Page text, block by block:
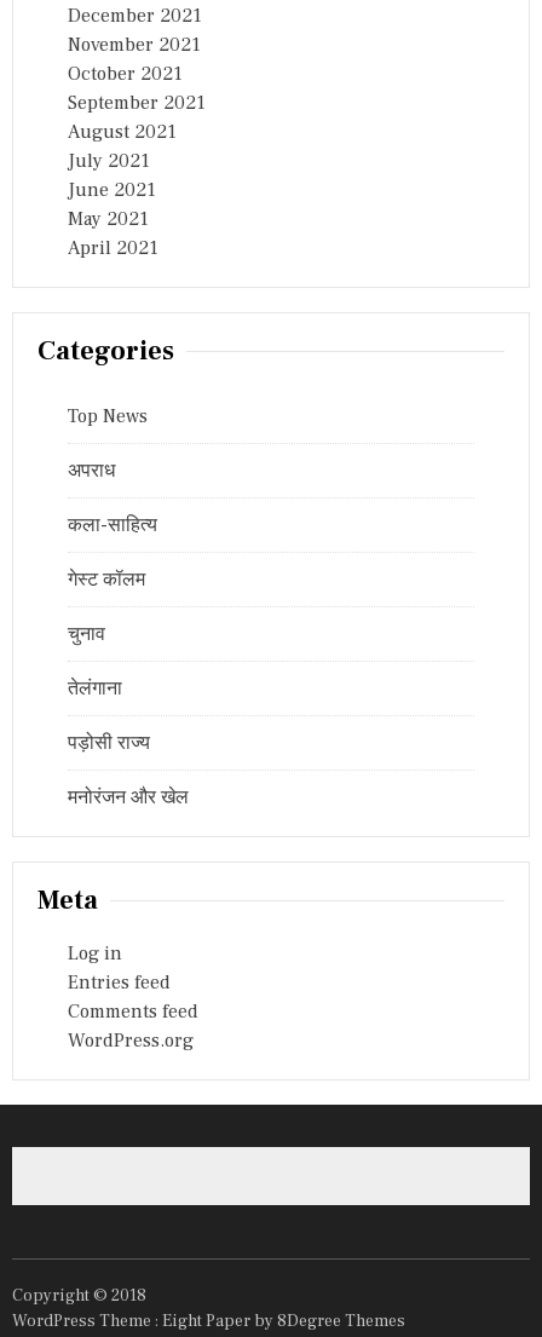
December 2021
November 2021
October 2021
September 2021
August 2021
July 2021
June 2021
May 2021
April 2021
Categories
Top News
अपराध
कला-साहित्य
गेस्ट कॉलम
चुनाव
तेलंगाना
पड़ोसी राज्य
मनोरंजन और खेल
Meta
Log in
Entries feed
Comments feed
WordPress.org
Copyright © 2018
WordPress Theme : Eight Paper by 8Degree Themes